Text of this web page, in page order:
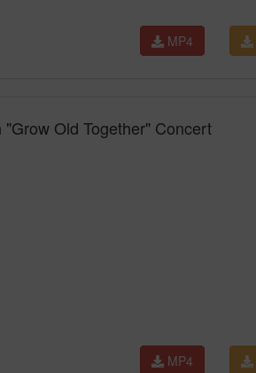
MP4
Old Together" Concert
MP4